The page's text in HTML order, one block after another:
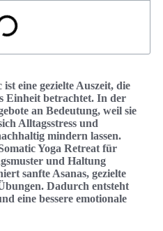
eine gezielte Auszeit, die
Einheit betrachtet. In der
an Bedeutung, weil sie
Alltagsstress und
mindern lassen.
Yoga Retreat für
und Haltung
sanfte Asanas, gezielte
Dadurch entsteht
eine bessere emotionale